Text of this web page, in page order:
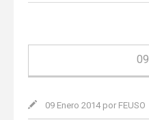
09
09 Enero 2014 por FEUSO